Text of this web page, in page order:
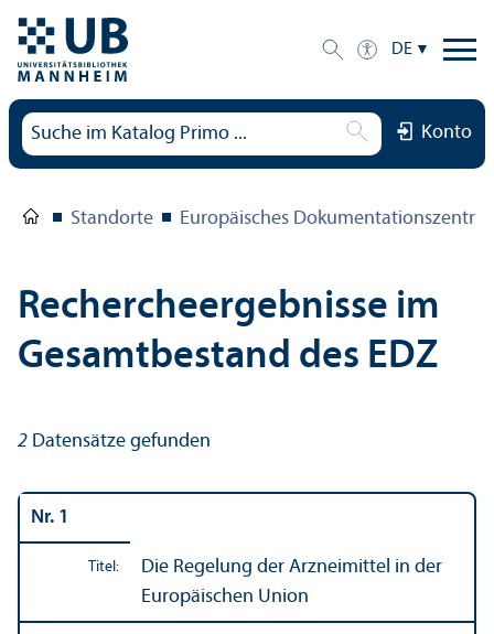
DE
Konto
Standorte Europäisches
Rechercheergebnisse im
Gesamtbestand des EDZ
2 Datensätze gefunden
Nr. 1
Titel:
Die Regelung der Arzneimittel in der
Europäischen Union